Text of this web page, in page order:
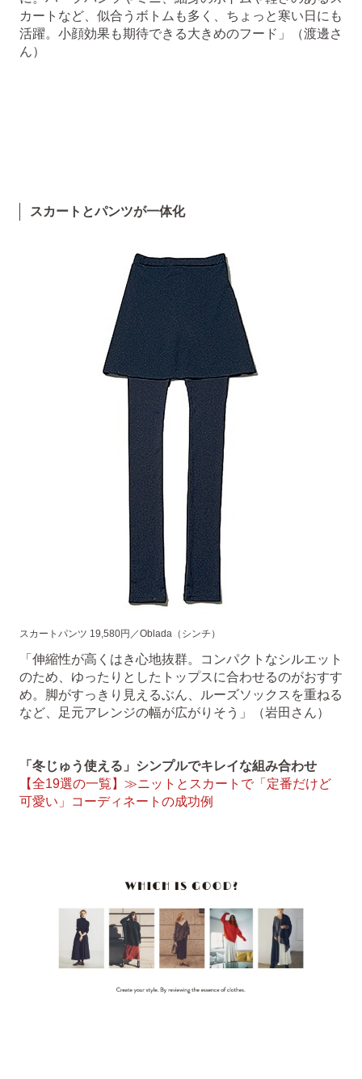
カートなど、似合うボトムも多く、ちょっと寒い日にも
活躍。小顔効果も期待できる大きめのフード」（渡邊さ
ん）
スカートとパンツが一体化
スカートパンツ 19,580円／Oblada（シンチ）
「伸縮性が高くはき心地抜群。コンパクトなシルエット
のため、ゆったりとしたトップスに合わせるのがおすす
め。脚がすっきり見えるぶん、ルーズソックスを重ねる
など、足元アレンジの幅が広がりそう」（岩田さん）
「冬じゅう使える」シンプルでキレイな組み合わせ
【全19選の一覧】≫ニットとスカートで「定番だけど
可愛い」コーディネートの成功例